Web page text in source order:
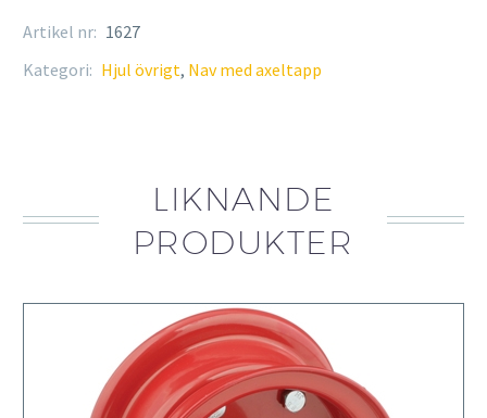
Artikel nr: 1627
Kategori: Hjul övrigt, Nav med axeltapp
LIKNANDE
PRODUKTER